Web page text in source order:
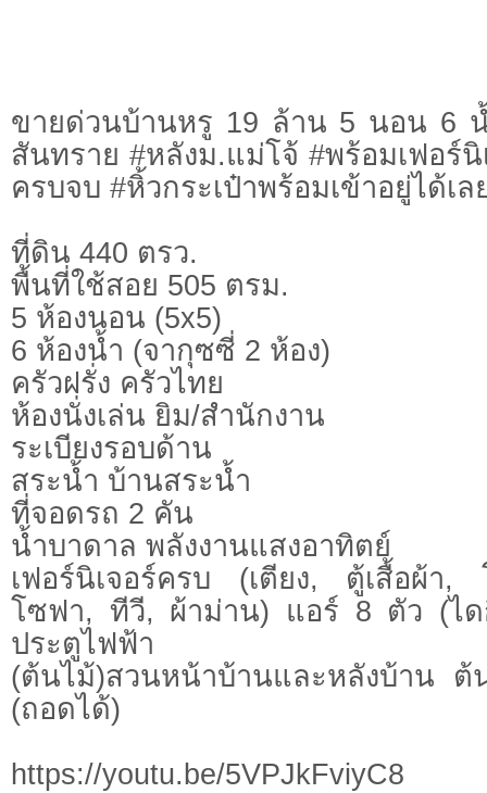
ขายด่วนบ้านหรู 19 ล้าน 5 นอน 6
สันทราย #หลังม.แม่โจ้ #พร้อมเฟอร์นิ
ครบจบ #หิ้วกระเป๋าพร้อมเข้าอยู่ได้เล
ที่ดิน 440 ตรว.
​พื้นที่ใช้สอย 505 ตรม.
5 ห้องนอน (5x5)
6 ห้องน้ำ (จากุซซี่ 2 ห้อง)
​ครัวฝรั่ง ครัวไทย
ห้องนั่งเล่น ยิม/สำนักงาน
ระเบียงรอบด้าน
สระน้ำ บ้านสระน้ำ
ที่จอดรถ 2 คัน
น้ำบาดาล พลังงานแสงอาทิตย์
เฟอร์นิเจอร์ครบ (เตียง, ตู้เสื้อผ้า,
โซฟา, ทีวี, ผ้าม่าน) แอร์ 8 ตัว (ไ
ประตูไฟฟ้า
(ต้นไม้)สวนหน้าบ้านและหลังบ้าน ต้
(ถอดได้)
https://youtu.be/5VPJkFviyC8